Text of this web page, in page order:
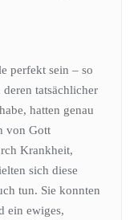
perfekt sein – so
tatsächlicher
hatten genau
von Gott
Krankheit,
sich diese
tun. Sie konnten
ein ewiges,